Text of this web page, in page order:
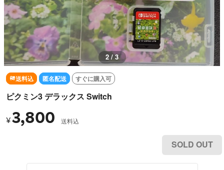
2 / 3
送料込 匿名配送 すぐに購入可
ピクミン3 デラックス Switch
¥3,800 送料込
SOLD OUT